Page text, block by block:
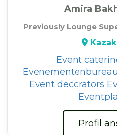
Amira
Previously Lounge
Event
Event decorators
Profil